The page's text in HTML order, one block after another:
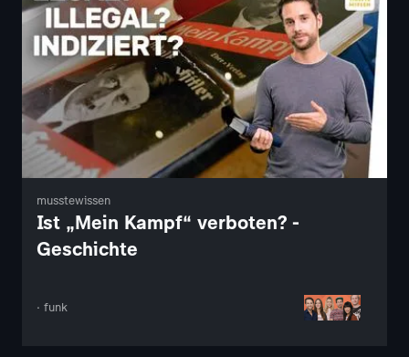
musstewissen
Ist „Mein Kampf“ verboten? -
Geschichte
· funk